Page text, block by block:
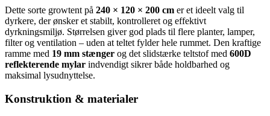
Dette sorte growtent på 240 × 120 × 200 cm er et ideelt valg til
dyrkere, der ønsker et stabilt, kontrolleret og effektivt
dyrkningsmiljø. Størrelsen giver god plads til flere planter, lamper,
filter og ventilation – uden at teltet fylder hele rummet. Den kraftige
ramme med 19 mm stænger og det slidstærke teltstof med 600D
reflekterende mylar indvendigt sikrer både holdbarhed og
maksimal lysudnyttelse.
Konstruktion & materialer